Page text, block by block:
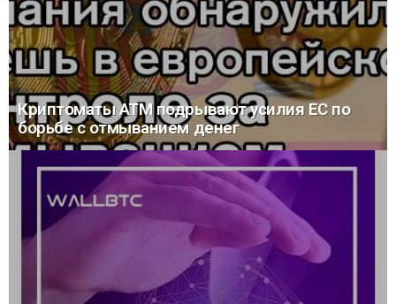
Криптоматы АТМ подрывают усилия ЕС по
борьбе с отмыванием денег